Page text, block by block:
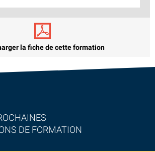
la fiche de cette formation
DE FORMATION